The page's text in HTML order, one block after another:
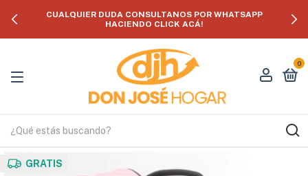
CUALQUIER DUDA CONSULTANOS POR WHATSAPP
HACIENDO CLICK ACÁ!
0
GRATIS